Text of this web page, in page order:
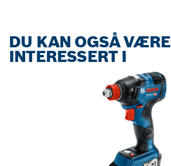
DU KAN OGSÅ VÆRE
INTERESSERT I